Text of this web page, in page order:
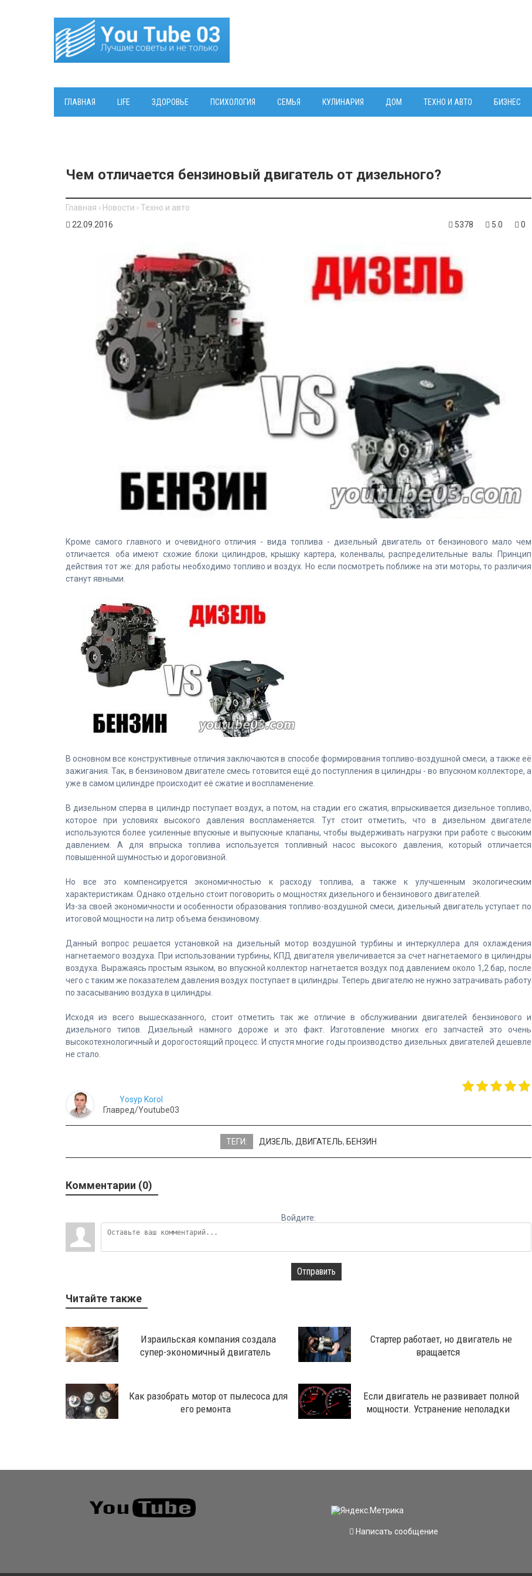
ГЛАВНАЯ LIFE ЗДОРОВЬЕ ПСИХОЛОГИЯ СЕМЬЯ КУЛИНАРИЯ ДОМ ТЕХНО И АВТО БИЗНЕС
Чем отличается бензиновый двигатель от дизельного?
Главная › Новости › Техно и авто
22.09.2016
5378 5.0 0
Кроме самого главного и очевидного отличия - вида топлива - дизельный двигатель от бензинового мало чем
отличается. оба имеют схожие блоки цилиндров, крышку картера, коленвалы, распределительные валы. Принцип
действия тот же: для работы необходимо топливо и воздух. Но если посмотреть поближе на эти моторы, то различия
станут явными.
В основном все конструктивные отличия заключаются в способе формирования топливо-воздушной смеси, а также её
зажигания. Так, в бензиновом двигателе смесь готовится ещё до поступления в цилиндры - во впускном коллекторе, а
уже в самом цилиндре происходит её сжатие и воспламенение.
В дизельном сперва в цилиндр поступает воздух, а потом, на стадии его сжатия, впрыскивается дизельное топливо,
которое при условиях высокого давления воспламеняется. Тут стоит отметить, что в дизельном двигателе
используются более усиленные впускные и выпускные клапаны, чтобы выдерживать нагрузки при работе с высоким
давлением. А для впрыска топлива используется топливный насос высокого давления, который отличается
повышенной шумностью и дороговизной.
Но все это компенсируется экономичностью к расходу топлива, а также к улучшенным экологическим
характеристикам. Однако отдельно стоит поговорить о мощностях дизельного и бензинового двигателей.
Из-за своей экономичности и особенности образования топливо-воздушной смеси, дизельный двигатель уступает по
итоговой мощности на литр объема бензиновому.
Данный вопрос решается установкой на дизельный мотор воздушной турбины и интеркуллера для охлаждения
нагнетаемого воздуха. При использовании турбины, КПД двигателя увеличивается за счет нагнетаемого в цилиндры
воздуха. Выражаясь простым языком, во впускной коллектор нагнетается воздух под давлением около 1,2 бар, после
чего с таким же показателем давления воздух поступает в цилиндры. Теперь двигателю не нужно затрачивать работу
по засасыванию воздуха в цилиндры.
Исходя из всего вышесказанного, стоит отметить так же отличие в обслуживании двигателей бензинового и
дизельного типов. Дизельный намного дороже и это факт. Изготовление многих его запчастей это очень
высокотехнологичный и дорогостоящий процесс. И спустя многие годы производство дизельных двигателей дешевле
не стало.
Yosyp Korol
Главред/Youtube03
ТЕГИ: ДИЗЕЛЬ, ДВИГАТЕЛЬ, БЕНЗИН
Комментарии (0)
Войдите:
Отправить
Читайте также
​Израильская компания создала
супер-экономичный двигатель
Стартер работает, но двигатель не
вращается
Как разобрать мотор от пылесоса для
его ремонта
Если двигатель не развивает полной
мощности. Устранение неполадки
Написать сообщение